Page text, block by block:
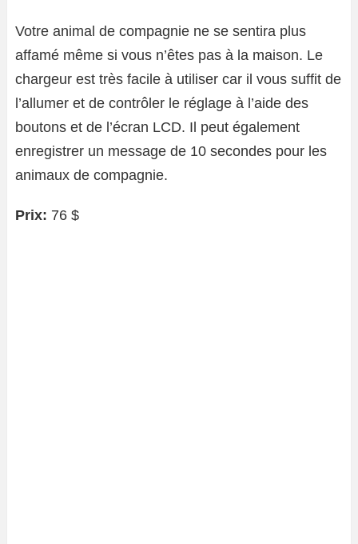
Votre animal de compagnie ne se sentira plus
affamé même si vous n’êtes pas à la maison. Le
chargeur est très facile à utiliser car il vous suffit de
l’allumer et de contrôler le réglage à l’aide des
boutons et de l’écran LCD. Il peut également
enregistrer un message de 10 secondes pour les
animaux de compagnie.
Prix: 76 $